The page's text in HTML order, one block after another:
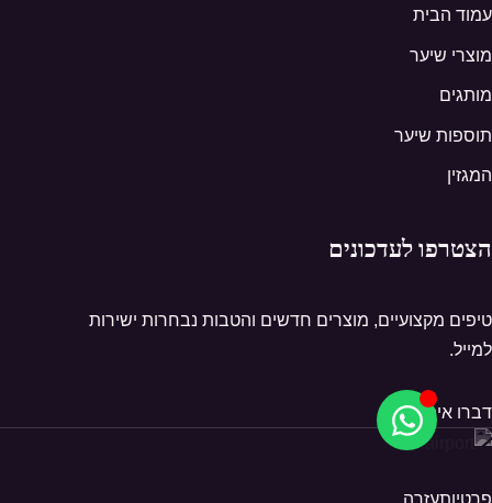
עמוד הבית
מוצרי שיער
מותגים
תוספות שיער
המגזין
הצטרפו לעדכונים
טיפים מקצועיים, מוצרים חדשים והטבות נבחרות ישירות
למייל.
דברו איתנו
פרטיותעזרה